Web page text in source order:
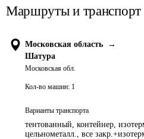
Маршруты и транспорт
Московская область
→
Шатура
Московская обл.
Кол-во машин: 1
Варианты транспорта
тентованный, контейнер,
цельнометалл., все